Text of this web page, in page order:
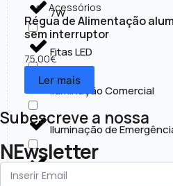
7W
Fitas LED
Iluminação Comercial
Iluminação de
Iluminação Exterior
Acessórios
Régua de Alimentação
sem interruptor
75.00€
Ler mais
Subescreve a nossa
NEwsletter